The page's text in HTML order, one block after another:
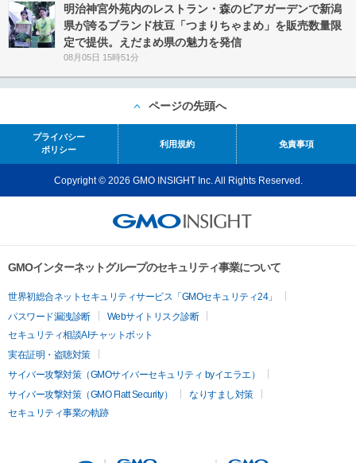
明治神宮外苑内のレストラン・森のビアガーデンで新潟
県が誇るブランド枝豆「つまりちゃまめ」を販売数量限
定で提供。えだまめ県の魅力を発信
08月05日 15時51分
ページの先頭へ
プライバシー
ポリシー
利用規約 免責事項
Copyright © 2026 GMO INSIGHT Inc. All Rights Reserved.
GMOインターネットグループのセキュリティ事業について
世界初総合ネットセキュリティサービス「GMOセキュリティ24」
パスワード漏洩診断
Webサイトリスク診断
セキュリティ相談AIチャットボット
実在証明・盗聴対策
サイバー攻撃対策（GMOサイバーセキュリティ byイエラエ）
サイバー攻撃対策（GMO Flatt Security）
なりすまし対策
セキュリティ事業の軌跡